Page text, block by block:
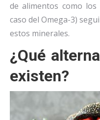
de alimentos como los
caso del Omega-3)
estos minerales.
¿Qué
existen?